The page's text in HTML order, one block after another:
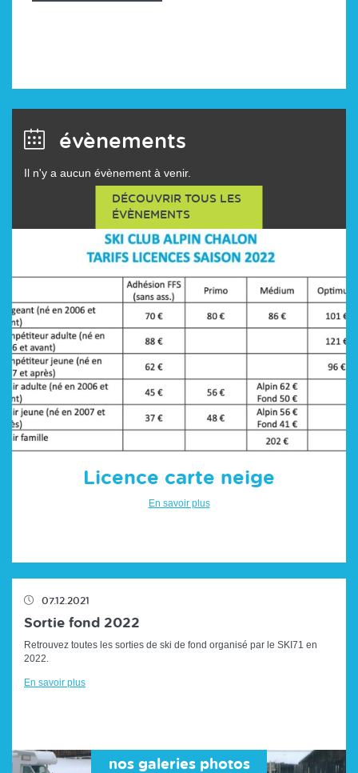
évènements
Il n'y a aucun évènement à venir.
DÉCOUVRIR TOUS LES
ÉVÈNEMENTS
Licence carte neige
En savoir plus
07.12.2021
Sortie fond 2022
Retrouvez toutes les sorties de ski de fond organisé par le SKI71 en
2022.
En savoir plus
nos galeries photos